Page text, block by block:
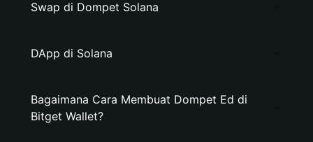
Swap di Dompet Solana
DApp di Solana
Bagaimana Cara Membuat Dompet Ed di
Bitget Wallet?